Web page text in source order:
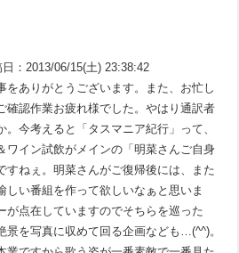
日：2013/06/15(土) 23:38:42
をありがとうございます。また、お忙し
確認作業お疲れ様でした。やはり通訳者
今考えると「タスマニア紀行」って、
ワイン試飲がメインの「明菜さんご自身
すねぇ。明菜さんがご復帰後には、また
しい番組を作って欲しいなぁと思いま
が点在していますのでそちらを巡った
景を写真に収めて回る企画なども…(^^)。